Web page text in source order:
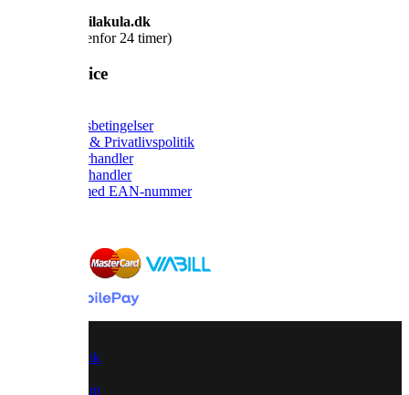
Mail: info@vilakula.dk
(Vi svarer indenfor 24 timer)
Kundeservice
Handelsbetingelser
Cookie & Privatlivspolitik
Find forhandler
Bliv forhandler
Bestil med EAN-nummer
Facebook
Instagram